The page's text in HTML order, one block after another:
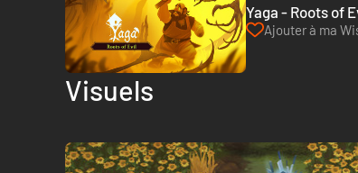
Yaga - Roots of
Ajouter à ma
Visuels